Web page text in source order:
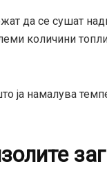
да се сушат
количини
намалува